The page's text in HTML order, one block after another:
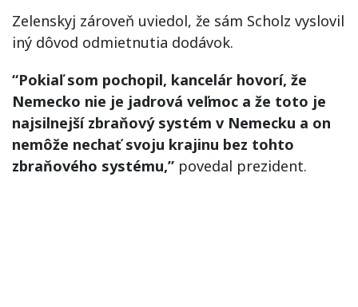
Zelenskyj zároveň uviedol, že sám Scholz vyslovil
iný dôvod odmietnutia dodávok.
“Pokiaľ som pochopil, kancelár hovorí, že
Nemecko nie je jadrová veľmoc a že toto je
najsilnejší zbraňový systém v Nemecku a on
nemôže nechať svoju krajinu bez tohto
zbraňového systému,” povedal prezident.